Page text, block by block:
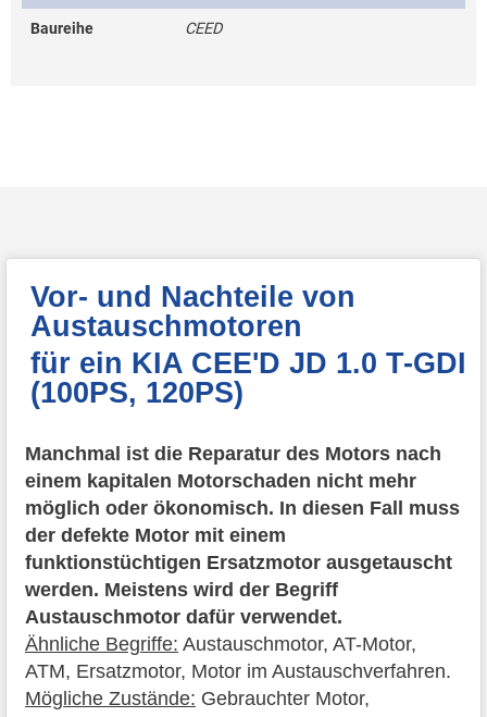
Baureihe CEED
Vor- und Nachteile von
Austauschmotoren
für ein KIA CEE'D JD 1.0 T-GDI
(100PS, 120PS)
Manchmal ist die Reparatur des Motors nach
einem kapitalen Motorschaden nicht mehr
möglich oder ökonomisch. In diesen Fall muss
der defekte Motor mit einem
funktionstüchtigen Ersatzmotor ausgetauscht
werden. Meistens wird der Begriff
Austauschmotor dafür verwendet.
Ähnliche Begriffe: Austauschmotor, AT-Motor,
ATM, Ersatzmotor, Motor im Austauschverfahren.
Mögliche Zustände: Gebrauchter Motor,